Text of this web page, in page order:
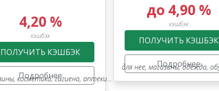
, косметика, гигиена, аптеки, оптика
4,20 %
кэшбэк
ПОЛУЧИТЬ КЭШБЭК
Подробнее
для нее, магазины,одежда, обувь,
до 4,90 %
кэшбэк
ПОЛУЧИТЬ КЭШБЭК
Подробнее